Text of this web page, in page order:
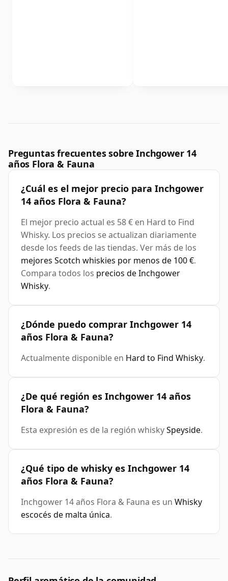
Preguntas frecuentes sobre Inchgower 14
años Flora & Fauna
¿Cuál es el mejor precio para Inchgower
14 años Flora & Fauna?
El mejor precio actual es 58 € en Hard to Find
Whisky. Los precios se actualizan diariamente
desde los feeds de las tiendas. Ver más de los
mejores Scotch whiskies por menos de 100 €.
Compara todos los precios de Inchgower
Whisky.
¿Dónde puedo comprar Inchgower 14
años Flora & Fauna?
Actualmente disponible en Hard to Find Whisky.
¿De qué región es Inchgower 14 años
Flora & Fauna?
Esta expresión es de la región whiskySpeyside.
¿Qué tipo de whisky es Inchgower 14
años Flora & Fauna?
Inchgower 14 años Flora & Fauna es un Whisky
escocés de malta única.